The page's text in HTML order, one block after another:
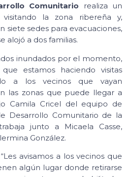
Comunitario realiza un
visitando la zona ribereña y,
siete sedes para evacuaciones,
alojó a dos familias.
inundados por el momento,
estamos haciendo visitas
a los vecinos que vayan
las zonas que puede llegar a
Camila Cricel del equipo de
Desarrollo Comunitario de la
junto a Micaela Casse,
González.
avisamos a los vecinos que
algún lugar donde retirarse